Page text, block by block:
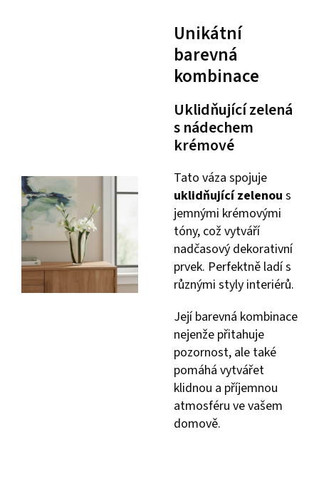
Unikátní
barevná
kombinace
Uklidňující zelená
s nádechem
krémové
Tato váza spojuje
uklidňující zelenou s
jemnými krémovými
tóny, což vytváří
nadčasový dekorativní
prvek. Perfektně ladí s
různými styly interiérů.
Její barevná kombinace
nejenže přitahuje
pozornost, ale také
pomáhá vytvářet
klidnou a příjemnou
atmosféru ve vašem
domově.